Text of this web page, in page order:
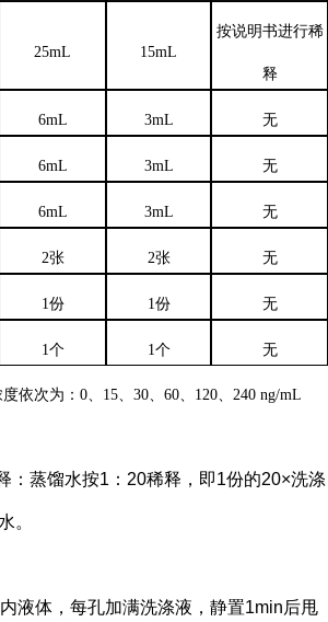
25mL 15mL
按说明书进行稀
释
6mL 3mL 无
6mL 3mL 无
6mL 3mL 无
2张 2张 无
1份 1份 无
1个 1个 无
度依次为： 0、15、30、60、120、240 ng/mL
：蒸馏水按1：20稀释，即1份的20×洗涤
。
液体，每孔加满洗涤液，静置1min后甩